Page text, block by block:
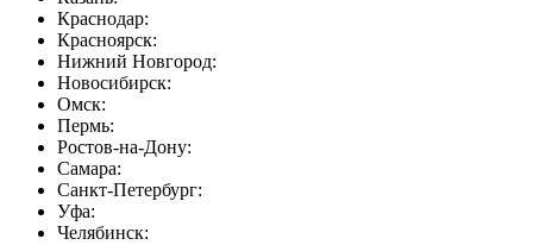
Краснодар:
Красноярск:
Нижний Новгород:
Новосибирск:
Омск:
Пермь:
Ростов-на-Дону:
Самара:
Санкт-Петербург:
Уфа:
Челябинск: